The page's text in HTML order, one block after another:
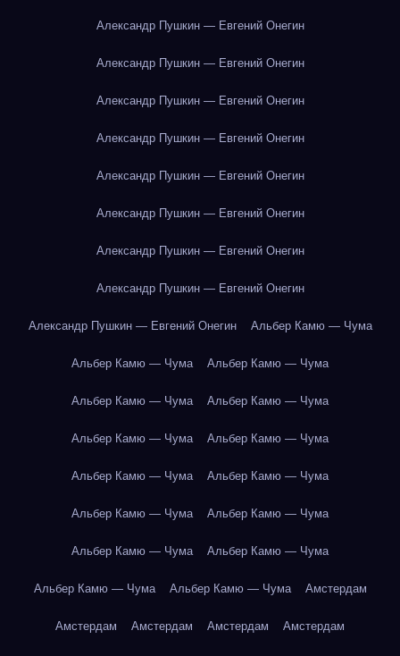
Александр Пушкин — Евгений Онегин
Александр Пушкин — Евгений Онегин
Александр Пушкин — Евгений Онегин
Александр Пушкин — Евгений Онегин
Александр Пушкин — Евгений Онегин
Александр Пушкин — Евгений Онегин
Александр Пушкин — Евгений Онегин
Александр Пушкин — Евгений Онегин
Александр Пушкин — Евгений Онегин Альбер Камю — Чума
Альбер Камю — Чума Альбер Камю — Чума
Альбер Камю — Чума Альбер Камю — Чума
Альбер Камю — Чума Альбер Камю — Чума
Альбер Камю — Чума Альбер Камю — Чума
Альбер Камю — Чума Альбер Камю — Чума
Альбер Камю — Чума Альбер Камю — Чума
Альбер Камю — Чума Альбер Камю — Чума Амстердам
Амстердам Амстердам Амстердам Амстердам